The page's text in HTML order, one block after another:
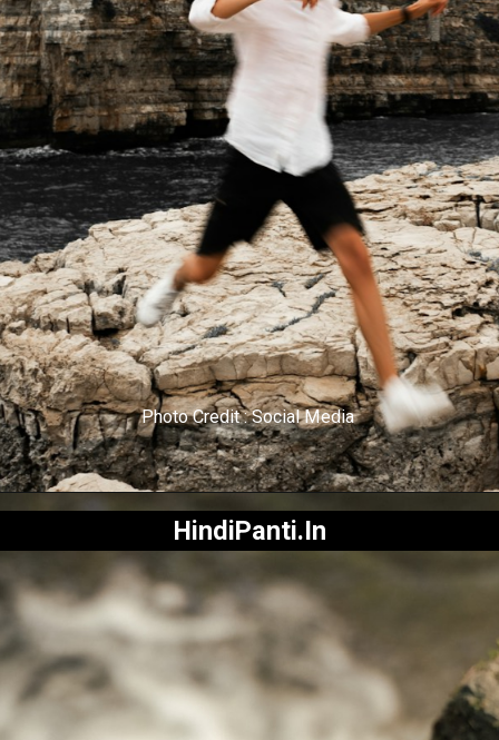
जिसे जुवा कहा जाता है लोग
उस खेल को पैसे लगा कर
खेला करते थे
Photo Credit : Social Media
HindiPanti.In